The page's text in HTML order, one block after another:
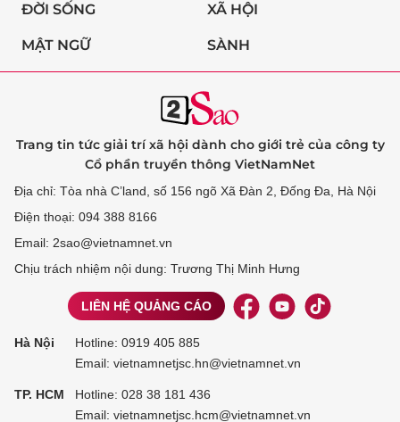
ĐỜI SỐNG XÃ HỘI
MẬT NGỮ SÀNH
Trang tin tức giải trí xã hội dành cho giới trẻ của công ty
Cổ phần truyền thông VietNamNet
Địa chỉ: Tòa nhà C’land, số 156 ngõ Xã Đàn 2, Đống Đa, Hà Nội
Điện thoại: 094 388 8166
Email: 2sao@vietnamnet.vn
Chịu trách nhiệm nội dung: Trương Thị Minh Hưng
LIÊN HỆ QUẢNG CÁO
Hà Nội Hotline: 0919 405 885
Email: vietnamnetjsc.hn@vietnamnet.vn
TP. HCM Hotline: 028 38 181 436
Email: vietnamnetjsc.hcm@vietnamnet.vn